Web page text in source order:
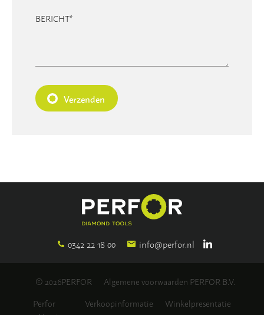
BERICHT*
Verzenden
0342 22 18 00 info@perfor.nl
© 2026PERFOR
Algemene voorwaarden PERFOR B.V.
Perfor
Verkoopinformatie Winkelpresentatie